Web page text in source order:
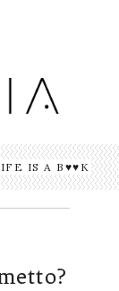
IS A B♥♥K